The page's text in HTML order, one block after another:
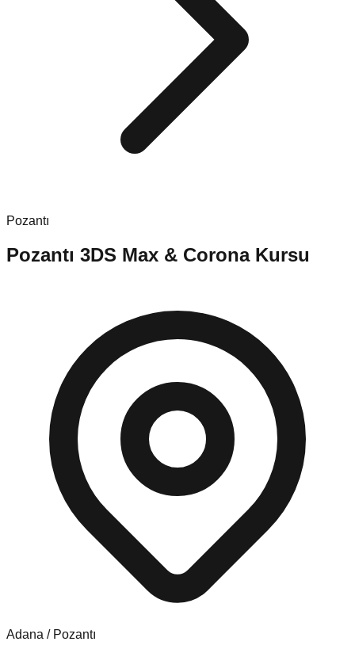
Pozantı
Pozantı 3DS Max & Corona Kursu
Adana / Pozantı